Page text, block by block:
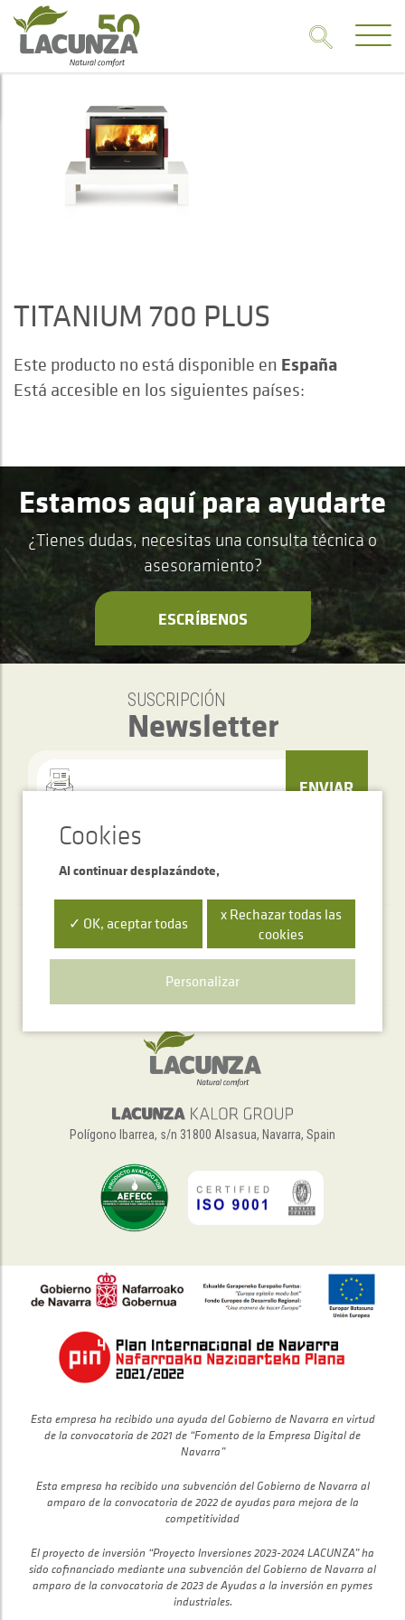
TITANIUM 700 PLUS
Este producto no está disponible en España
Está accesible en los siguientes países:
Estamos aquí para ayudarte
¿Tienes dudas, necesitas una consulta técnica o
asesoramiento?
ESCRÍBENOS
SUSCRIPCIÓN
Newsletter
ENVIAR
Servicio de atención telefónica
+34 948 563 511
Polígono Ibarrea, s/n 31800 Alsasua, Navarra, Spain
Esta empresa ha recibido una ayuda del Gobierno de Navarra en virtud
de la convocatoria de 2021 de “Fomento de la Empresa Digital de
Navarra”
Esta empresa ha recibido una subvención del Gobierno de Navarra al
amparo de la convocatoria de 2022 de ayudas para mejora de la
competitividad
El proyecto de inversión “Proyecto Inversiones 2023-2024 LACUNZA” ha
sido cofinanciado mediante una subvención del Gobierno de Navarra al
amparo de la convocatoria de 2023 de Ayudas a la inversión en pymes
industriales.
Al continuar desplazándote,
✓ OK, aceptar todas
x Rechazar todas las
cookies
Personalizar